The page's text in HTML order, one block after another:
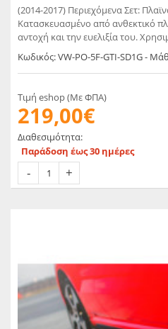
(2014-2017) Περιεχόμενα Σετ: Πλαϊνά Μασπιέ Διαχύτες Υλικό:
Κατασκευασμένο από ανθεκτικό
αντοχή και την ευελιξία του.
και εξαρτήματα αμαξώματος OEM
Κωδικός: VW-PO-5F-GTI-SD1G -
Τιμή eshop (Με ΦΠΑ)
219,00€
Διαθεσιμότητα:
Παράδοση έως 30 ημέρες